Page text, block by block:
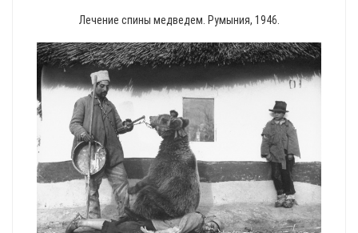
Лечение спины медведем. Румыния, 1946.